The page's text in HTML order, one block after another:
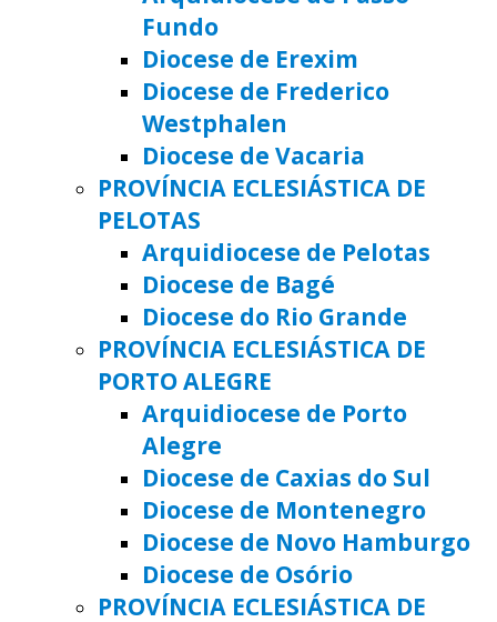
Fundo
Diocese de Erexim
Diocese de Frederico
Westphalen
Diocese de Vacaria
PROVÍNCIA ECLESIÁSTICA DE
PELOTAS
Arquidiocese de Pelotas
Diocese de Bagé
Diocese do Rio Grande
PROVÍNCIA ECLESIÁSTICA DE
PORTO ALEGRE
Arquidiocese de Porto
Alegre
Diocese de Caxias do Sul
Diocese de Montenegro
Diocese de Novo Hamburgo
Diocese de Osório
PROVÍNCIA ECLESIÁSTICA DE